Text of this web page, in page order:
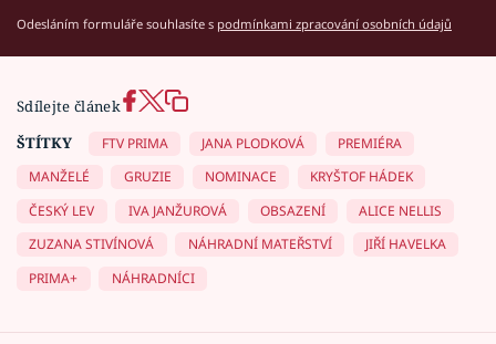
Odesláním formuláře souhlasíte s podmínkami zpracování osobních údajů
Sdílejte článek
ŠTÍTKY
FTV PRIMA JANA PLODKOVÁ
PREMIÉRA
MANŽELÉ
GRUZIE NOMINACE
KRYŠTOF HÁDEK
ČESKÝ LEV
IVA JANŽUROVÁ OBSAZENÍ
ALICE NELLIS
ZUZANA STIVÍNOVÁ
NÁHRADNÍ MATEŘSTVÍ
JIŘÍ HAVELKA
PRIMA+
NÁHRADNÍCI